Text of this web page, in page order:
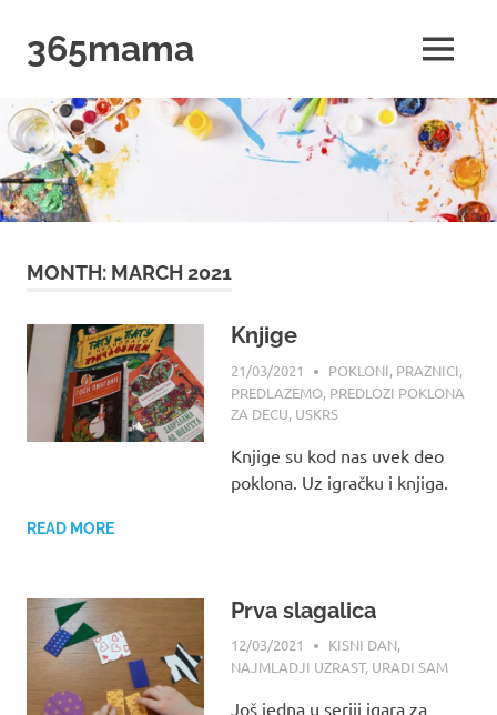
content
365mama MENU
MONTH: MARCH 2021
Knjige
21/03/2021 MAMA
POKLONI, PRAZNICI,
PREDLAZEMO, PREDLOZI POKLONA
ZA DECU, USKRS
Knjige su kod nas uvek deo
poklona. Uz igračku i knjiga.
READ MORE
Prva slagalica
12/03/2021 MAMA
KISNI DAN,
NAJMLADJI UZRAST, URADI SAM
Još jedna u seriji igara za